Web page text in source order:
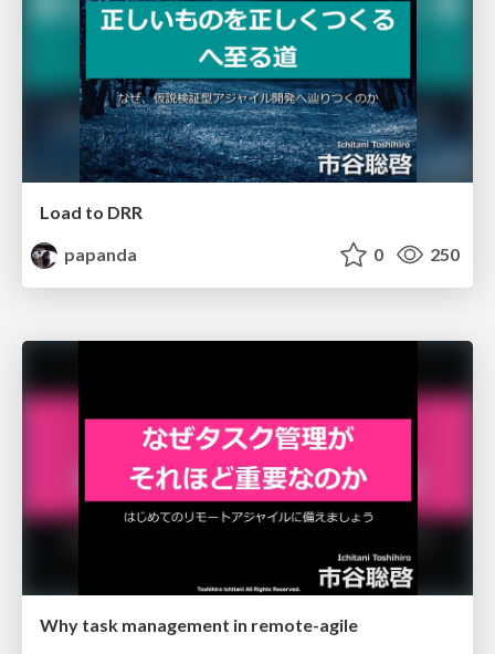
Load to DRR
papanda
0 250
Why task management in remote-agile